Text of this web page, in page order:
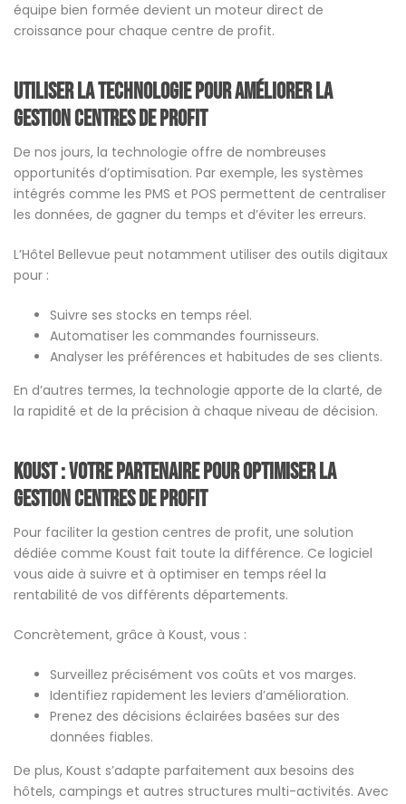
équipe bien formée devient un moteur direct de
croissance pour chaque centre de profit.
Utiliser la technologie pour améliorer la
gestion centres de profit
De nos jours, la technologie offre de nombreuses
opportunités d’optimisation. Par exemple, les systèmes
intégrés comme les PMS et POS permettent de centraliser
les données, de gagner du temps et d’éviter les erreurs.
L’Hôtel Bellevue peut notamment utiliser des outils digitaux
pour :
Suivre ses stocks en temps réel.
Automatiser les commandes fournisseurs.
Analyser les préférences et habitudes de ses clients.
En d’autres termes, la technologie apporte de la clarté, de
la rapidité et de la précision à chaque niveau de décision.
Koust: votre partenaire pour optimiser la
gestion centres de profit
Pour faciliter la gestion centres de profit, une solution
dédiée comme Koust fait toute la différence. Ce logiciel
vous aide à suivre et à optimiser en temps réel la
rentabilité de vos différents départements.
Concrètement, grâce à Koust, vous :
Surveillez précisément vos coûts et vos marges.
Identifiez rapidement les leviers d’amélioration.
Prenez des décisions éclairées basées sur des
données fiables.
De plus, Koust s’adapte parfaitement aux besoins des
hôtels, campings et autres structures multi-activités. Avec